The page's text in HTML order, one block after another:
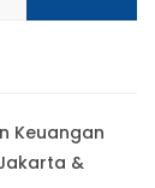
Keuangan
&